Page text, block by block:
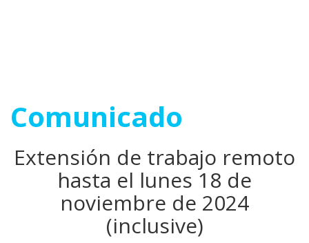
Comunicado
Extensión de trabajo remoto
hasta el lunes 18 de
noviembre de 2024
(inclusive)